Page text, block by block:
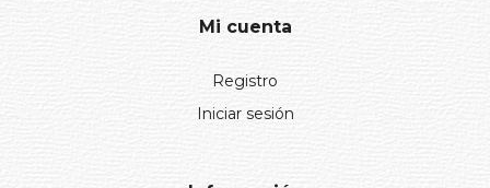
Mi cuenta
Registro
Iniciar sesión